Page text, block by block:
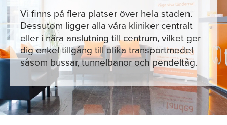
Vi finns på flera platser över hela staden.
Dessutom ligger alla våra kliniker centralt
eller i nära anslutning till centrum, vilket ger
dig enkel tillgång till olika transportmedel
såsom bussar, tunnelbanor och pendeltåg.